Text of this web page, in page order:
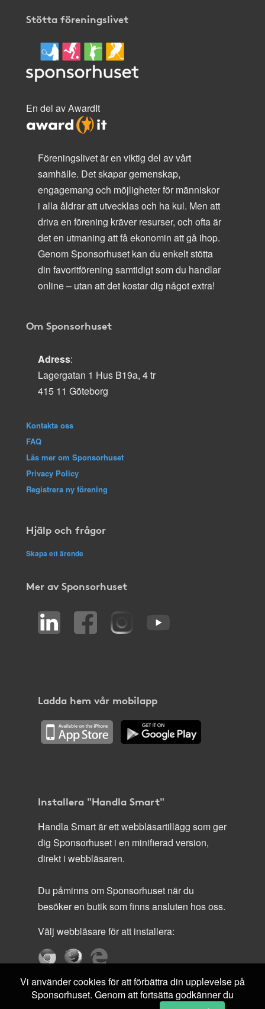
Stötta föreningslivet
En del av AwardIt
Föreningslivet är en viktig del av vårt
samhälle. Det skapar gemenskap,
engagemang och möjligheter för människor
i alla åldrar att utvecklas och ha kul. Men att
driva en förening kräver resurser, och ofta är
det en utmaning att få ekonomin att gå ihop.
Genom Sponsorhuset kan du enkelt stötta
din favoritförening samtidigt som du handlar
online – utan att det kostar dig något extra!
Om Sponsorhuset
Adress:
Lagergatan 1 Hus B19a, 4 tr
415 11 Göteborg
Kontakta oss
FAQ
Läs mer om Sponsorhuset
Privacy Policy
Registrera ny förening
Hjälp och frågor
Skapa ett ärende
Mer av Sponsorhuset
Ladda hem vår mobilapp
Installera "Handla Smart"
Handla Smart är ett webbläsartillägg som ger
dig Sponsorhuset i en minifierad version,
direkt i webbläsaren.
Du påminns om Sponsorhuset när du
besöker en butik som finns ansluten hos oss.
Välj webbläsare för att installera:
Vi använder cookies för att förbättra din upplevelse på
Sponsorhuset. Genom att fortsätta godkänner du